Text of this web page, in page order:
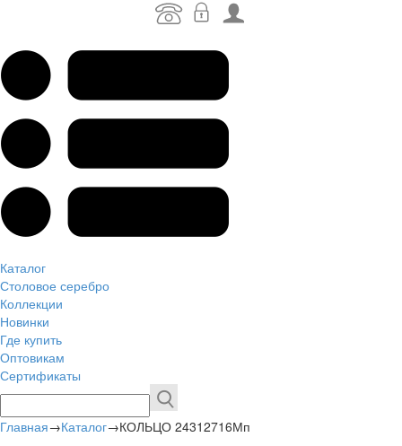
Каталог
Столовое серебро
Коллекции
Новинки
Где купить
Оптовикам
Сертификаты
Главная→Каталог→КОЛЬЦО 24312716Мп